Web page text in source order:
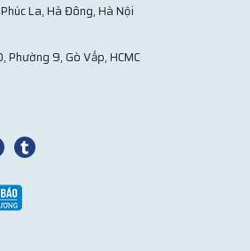
La, Hà Đông, Hà Nội
Phường 9, Gò Vấp, HCMC